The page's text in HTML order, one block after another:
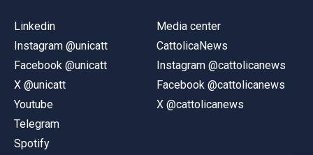
Linkedin
Instagram @unicatt
Facebook @unicatt
X @unicatt
Youtube
Telegram
Spotify
Media center
CattolicaNews
Instagram @cattolicanews
Facebook @cattolicanews
X @cattolicanews